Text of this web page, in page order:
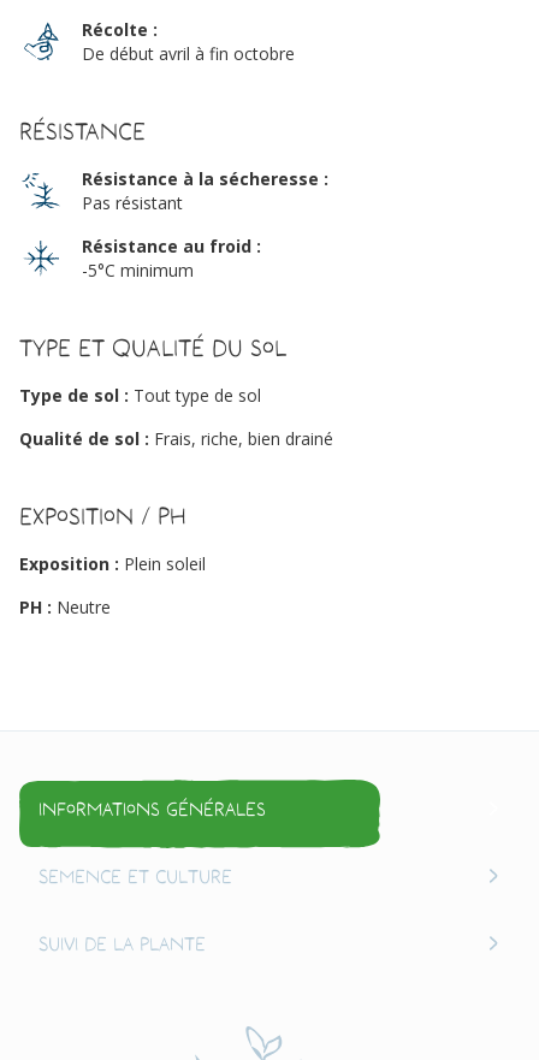
Récolte :
De début avril à fin octobre
Résistance
Résistance à la sécheresse :
Pas résistant
Résistance au froid :
-5°C minimum
Type et qualité du sol
Type de sol : Tout type de sol
Qualité de sol : Frais, riche, bien drainé
Exposition / PH
Exposition : Plein soleil
PH : Neutre
Informations générales
Semence et culture
Suivi de la plante